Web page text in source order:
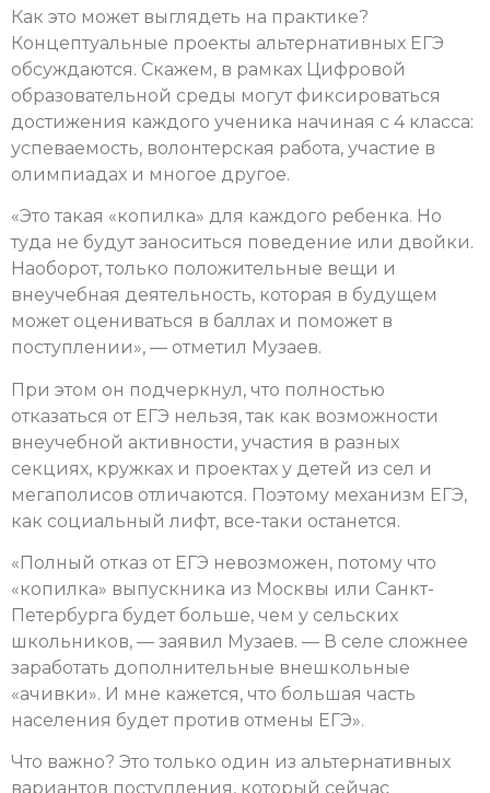
Как это может выглядеть на практике?
Концептуальные проекты альтернативных ЕГЭ
обсуждаются. Скажем, в рамках Цифровой
образовательной среды могут фиксироваться
достижения каждого ученика начиная с 4 класса:
успеваемость, волонтерская работа, участие в
олимпиадах и многое другое.
«Это такая «копилка» для каждого ребенка. Но
туда не будут заноситься поведение или двойки.
Наоборот, только положительные вещи и
внеучебная деятельность, которая в будущем
может оцениваться в баллах и поможет в
поступлении», — отметил Музаев.
При этом он подчеркнул, что полностью
отказаться от ЕГЭ нельзя, так как возможности
внеучебной активности, участия в разных
секциях, кружках и проектах у детей из сел и
мегаполисов отличаются. Поэтому механизм ЕГЭ,
как социальный лифт, все-таки останется.
«Полный отказ от ЕГЭ невозможен, потому что
«копилка» выпускника из Москвы или Санкт-
Петербурга будет больше, чем у сельских
школьников, — заявил Музаев. — В селе сложнее
заработать дополнительные внешкольные
«ачивки». И мне кажется, что большая часть
населения будет против отмены ЕГЭ».
Что важно? Это только один из альтернативных
вариантов поступления, который сейчас